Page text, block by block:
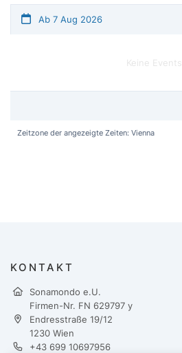
Ab 7 Aug 2026
Keine Events
Zeitzone der angezeigte Zeiten: Vienna
KONTAKT
Sonamondo e.U.
Firmen-Nr. FN 629797 y
Endresstraße 19/12
1230 Wien
+43 699 10697956